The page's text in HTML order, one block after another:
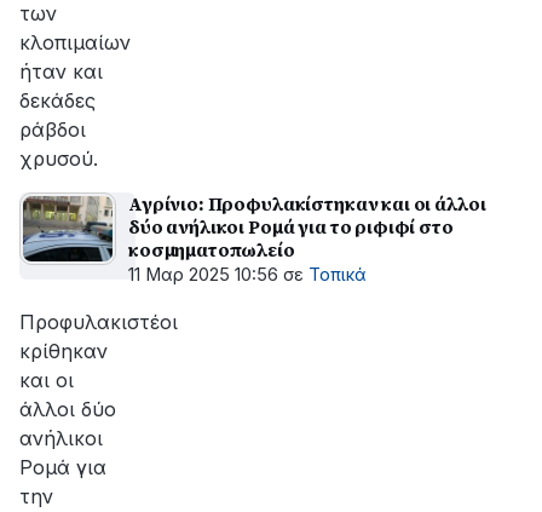
των
κλοπιμαίων
ήταν και
δεκάδες
ράβδοι
χρυσού.
Αγρίνιο: Προφυλακίστηκαν και οι άλλοι
δύο ανήλικοι Ρομά για το ριφιφί στο
κοσμηματοπωλείο
11 Μαρ 2025 10:56 σε Τοπικά
Προφυλακιστέοι
κρίθηκαν
και οι
άλλοι δύο
ανήλικοι
Ρομά για
την